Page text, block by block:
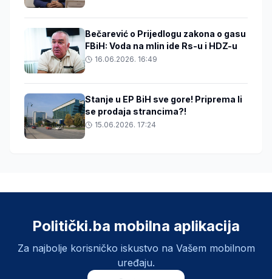
Bečarević o Prijedlogu zakona o gasu
FBiH: Voda na mlin ide Rs-u i HDZ-u
16.06.2026. 16:49
Stanje u EP BiH sve gore! Priprema li
se prodaja strancima?!
15.06.2026. 17:24
Politički.ba mobilna aplikacija
Za najbolje korisničko iskustvo na Vašem mobilnom
uređaju.